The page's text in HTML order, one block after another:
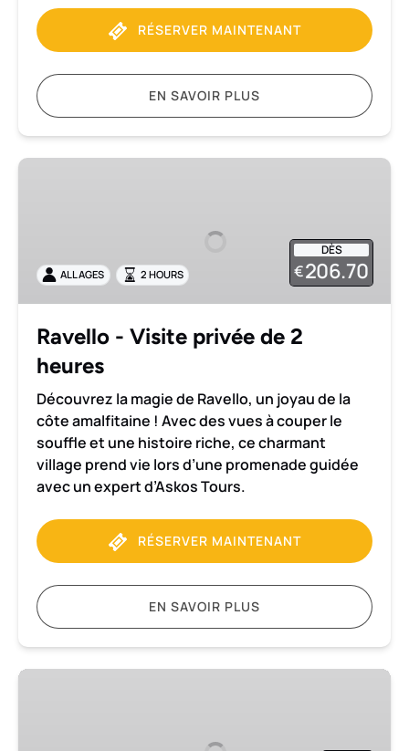
RÉSERVER MAINTENANT
EN SAVOIR PLUS
Ravello
heures
DÈS
€206.70
ALL AGES 2 HOURS
Ravello - Visite privée de 2
heures
Découvrez la magie de Ravello, un joyau de la
côte amalfitaine ! Avec des vues à couper le
souffle et une histoire riche, ce charmant
village prend vie lors d’une promenade guidée
avec un expert d’Askos Tours.
RÉSERVER MAINTENANT
EN SAVOIR PLUS
Transfert